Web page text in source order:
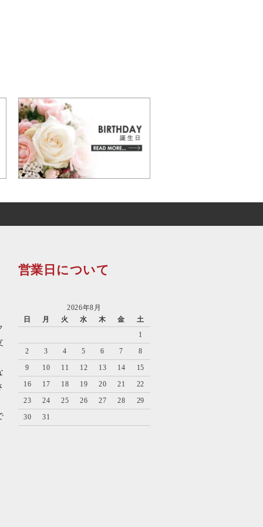
営業日について
2026年8月
日
月 火 水 木 金
土
1
2
3 4 5 6 7
8
9
10 11 12 13 14
15
16
17 18 19 20 21
22
23
24 25 26 27 28
29
30
31